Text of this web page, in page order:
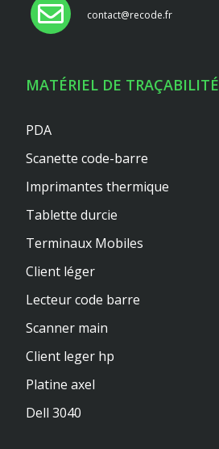
contact@recode.fr
MATÉRIEL DE TRAÇABILITÉ
PDA
Scanette code-barre
Imprimantes thermique
Tablette durcie
Terminaux Mobiles
Client léger
Lecteur code barre
Scanner main
Client leger hp
Platine axel
Dell 3040